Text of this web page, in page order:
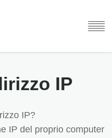
IP
IP?
IP del proprio computer